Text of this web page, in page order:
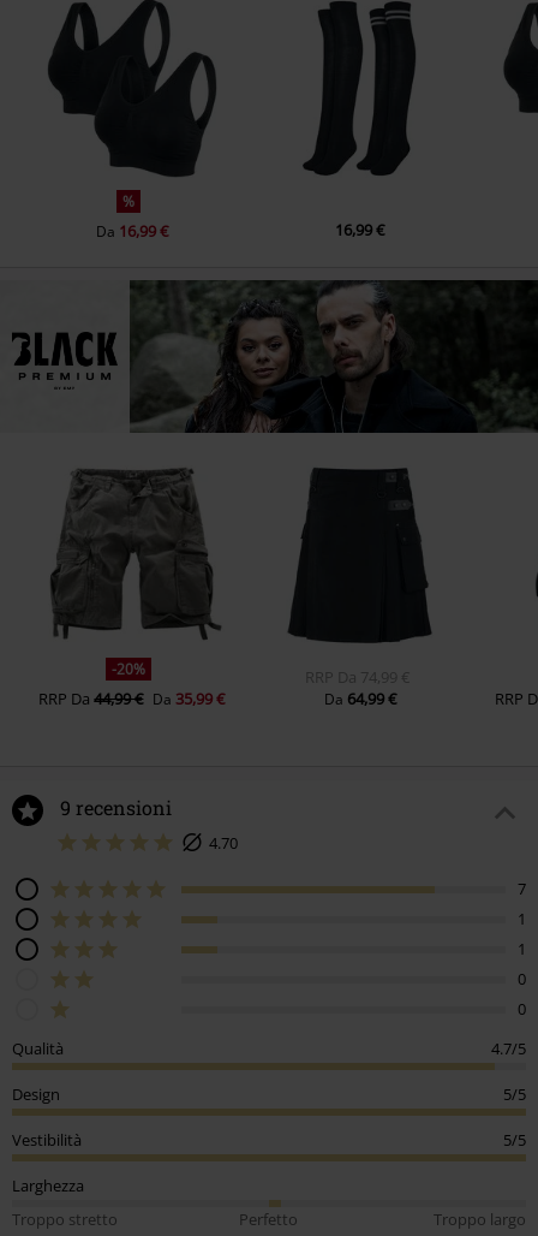
%
Da 16,99 € 16,99 €
-20%
RRP Da44,99 € Da35,99 €
RRP Da 74,99 €
Da 64,99 € RRP
9 recensioni
4.70
7
1
1
0
0
Qualità
4.7/5
Design 5/5
Vestibilità 5/5
Larghezza
Troppo stretto
Perfetto
Troppo largo